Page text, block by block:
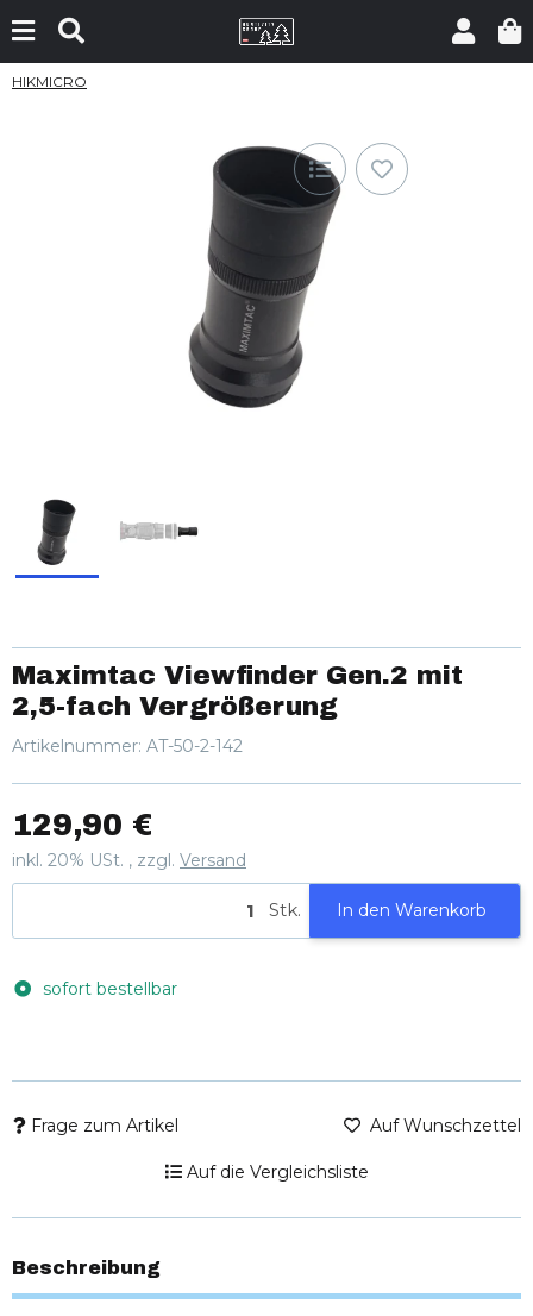
HIKMICRO
Maximtac Viewfinder Gen.2 mit
2,5-fach Vergrößerung
Artikelnummer: AT-50-2-142
129,90 €
inkl. 20% USt. , zzgl. Versand
Stk. In den Warenkorb
sofort bestellbar
Frage zum Artikel Auf Wunschzettel
Auf die Vergleichsliste
Beschreibung